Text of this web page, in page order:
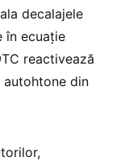
decalajele
în ecuație
reactivează
din